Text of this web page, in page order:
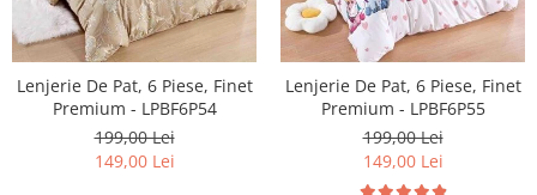
Lenjerie De Pat, 6 Piese, Finet
Premium - LPBF6P54
199,00 Lei
149,00 Lei
Lenjerie De Pat, 6 Piese, Finet
Premium - LPBF6P55
199,00 Lei
149,00 Lei